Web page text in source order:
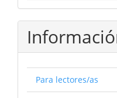
Para lectores/as